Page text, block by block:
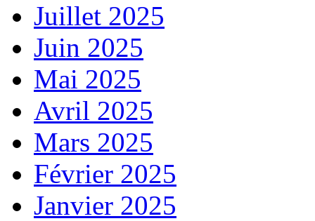
Juillet 2025
Juin 2025
Mai 2025
Avril 2025
Mars 2025
Février 2025
Janvier 2025